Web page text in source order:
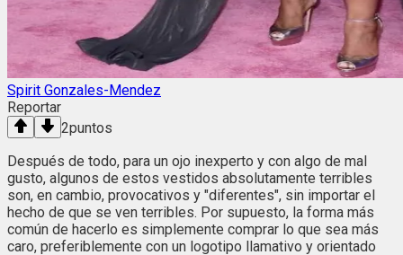
Spirit Gonzales-Mendez
Reportar
2puntos
Después de todo, para un ojo inexperto y con algo de mal
gusto, algunos de estos vestidos absolutamente terribles
son, en cambio, provocativos y "diferentes", sin importar el
hecho de que se ven terribles. Por supuesto, la forma más
común de hacerlo es simplemente comprar lo que sea más
caro, preferiblemente con un logotipo llamativo y orientado